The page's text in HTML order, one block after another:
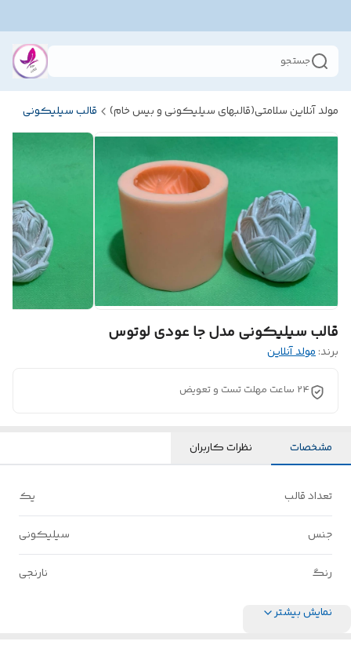
جستجو
مولد آنلاین سلامتی(قالبهای سیلیکونی و بیس خام) قالب سیلیکونی
قالب سیلیکونی مدل جا عودی لوتوس
برند:مولد آنلاین
24 ساعت مهلت تست و تعویض
مشخصات نظرات کاربران
تعداد قالب یک
جنس سیلیکونی
رنگ نارنجی
نمایش بیشتر